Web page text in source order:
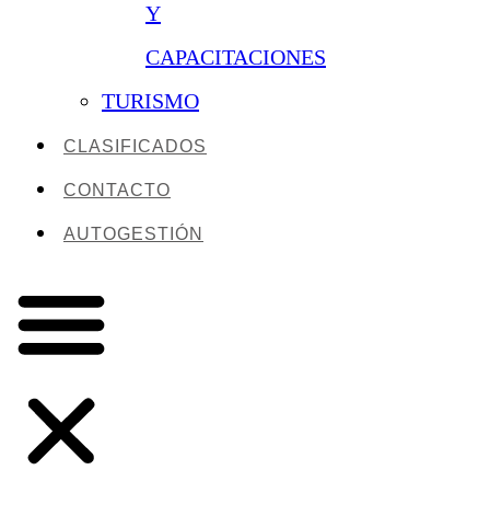
Y
CAPACITACIONES
TURISMO
CLASIFICADOS
CONTACTO
AUTOGESTIÓN